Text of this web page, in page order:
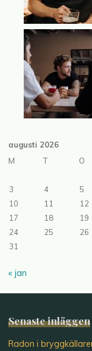
augusti 2026
M
T O
3
4 5
10
11 12
17
18 19
24
25 26
31
« jan
Senaste inläggen
Radon i